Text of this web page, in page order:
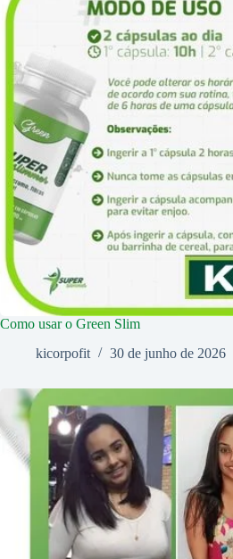
Como usar o Green Slim
kicorpofit
30 de junho de 2026